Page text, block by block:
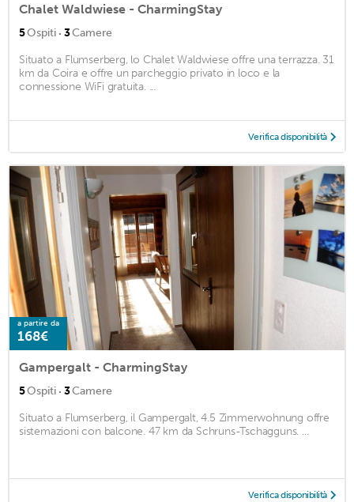
Chalet Waldwiese - CharmingStay
5Ospiti · 3Camere
Situato a Flumserberg, lo Chalet Waldwiese offre una terrazza. 31
km da Coira e offre un parcheggio privato in loco e la
connessione WiFi gratuita. ...
Verifica disponibilità
a partire da
168€
Gampergalt - CharmingStay
5Ospiti · 3Camere
Situato a Flumserberg, il Gampergalt, 4.5 Zimmerwohnung offre
sistemazioni con balcone. 47 km da Schruns-Tschagguns. ...
Verifica disponibilità